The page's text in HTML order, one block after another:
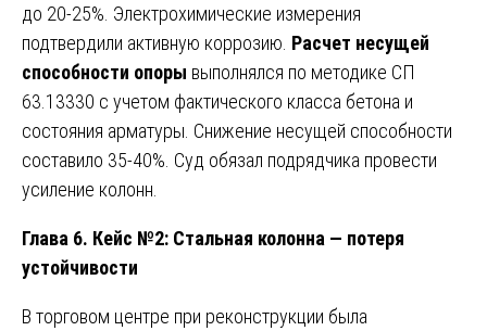
до 20-25%. Электрохимические измерения
подтвердили активную коррозию. Расчет несущей
способности опоры выполнялся по методике СП
63.13330 с учетом фактического класса бетона и
состояния арматуры. Снижение несущей способности
составило 35-40%. Суд обязал подрядчика провести
усиление колонн.
Глава 6. Кейс №2: Стальная колонна — потеря
устойчивости
В торговом центре при реконструкции была